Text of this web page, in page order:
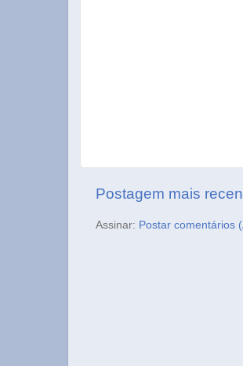
Postagem mais
Assinar: Postar comentários